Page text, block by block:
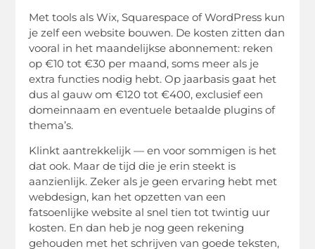
Met tools als Wix, Squarespace of WordPress kun
je zelf een website bouwen. De kosten zitten dan
vooral in het maandelijkse abonnement: reken
op €10 tot €30 per maand, soms meer als je
extra functies nodig hebt. Op jaarbasis gaat het
dus al gauw om €120 tot €400, exclusief een
domeinnaam en eventuele betaalde plugins of
thema’s.
Klinkt aantrekkelijk — en voor sommigen is het
dat ook. Maar de tijd die je erin steekt is
aanzienlijk. Zeker als je geen ervaring hebt met
webdesign, kan het opzetten van een
fatsoenlijke website al snel tien tot twintig uur
kosten. En dan heb je nog geen rekening
gehouden met het schrijven van goede teksten,